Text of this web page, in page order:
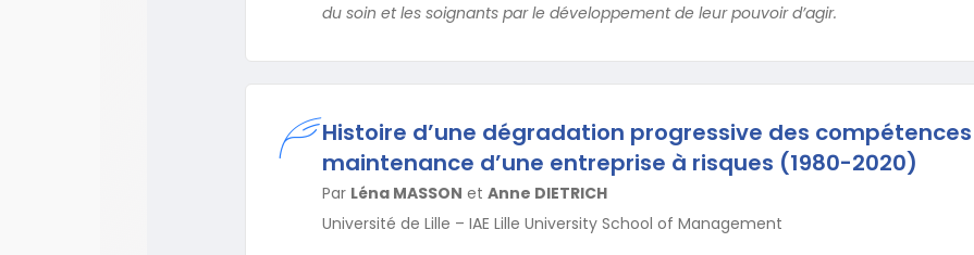
du soin et les soignants par le développement de leur pouvoir d’agir.
Histoire d’une dégradation progressive des
maintenance d’une entreprise à risques (1980-2020)
Par Léna MASSON et Anne DIETRICH
Université de Lille – IAE Lille University School of Management